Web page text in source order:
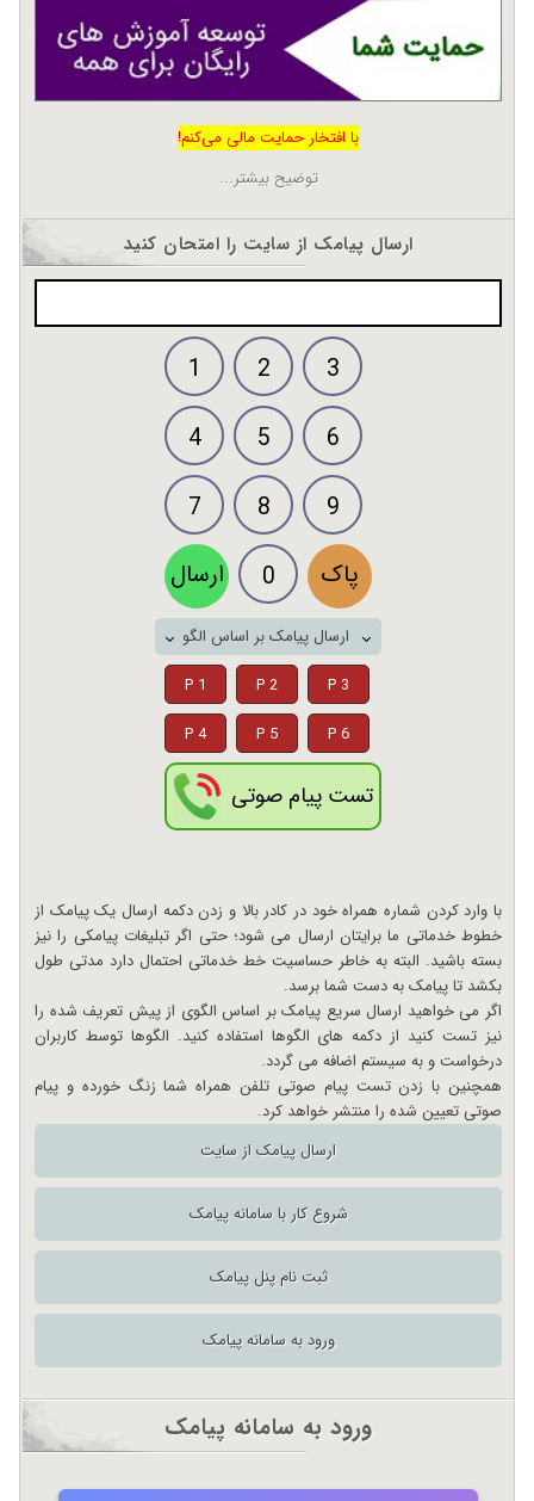
با افتخار حمایت مالی می‌کنم!
توضیح بیشتر...
ارسال پیامک از سایت را امتحان کنید
1 2
3
4
5
6
7
8
9
ارسال
0 پاک
ارسال پیامک بر اساس الگو
P 1
P 2
P 3
P 4
P 5 P 6
تست پیام صوتی
با وارد کردن شماره همراه خود در کادر بالا و زدن دکمه ارسال یک پیامک از
خطوط خدماتی ما برایتان ارسال می شود؛ حتی اگر تبلیغات پیامکی را نیز
بسته باشید. البته به خاطر حساسیت خط خدماتی احتمال دارد مدتی طول
بکشد تا پیامک به دست شما برسد.
اگر می خواهید ارسال سریع پیامک بر اساس الگوی از پیش تعریف شده را
نیز تست کنید از دکمه های الگوها استفاده کنید. الگوها توسط کاربران
درخواست و به سیستم اضافه می گردد.
همچنین با زدن تست پیام صوتی تلفن همراه شما زنگ خورده و پیام
صوتی تعیین شده را منتشر خواهد کرد.
ارسال پیامک از سایت
شروع کار با سامانه پیامک
ثبت نام پنل پیامک
ورود به سامانه پیامک
ورود به سامانه پیامک